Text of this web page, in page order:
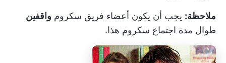
ملاحظة: يجب أن يكون أعضاء فريق سكروم واقفين
طوال مدة اجتماع سكروم هذا.